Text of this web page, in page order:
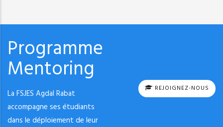
Programme
Mentoring
La FSJES Agdal Rabat
accompagne ses étudiants
dans le déploiement de leur
REJOIGNEZ-NOUS